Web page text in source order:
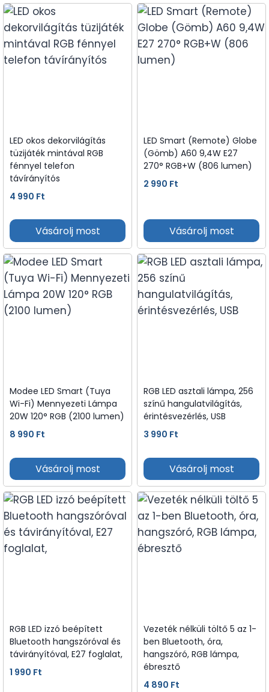
LED okos dekorvilágítás
tüzijáték mintával RGB
fénnyel telefon
távírányítós
4 990 Ft
Vásárolj most
LED Smart (Remote) Globe
(Gömb) A60 9,4W E27
270° RGB+W (806 lumen)
2 990 Ft
Vásárolj most
Modee LED Smart (Tuya
Wi-Fi) Mennyezeti Lámpa
20W 120° RGB (2100 lumen)
8 990 Ft
Vásárolj most
RGB LED asztali lámpa, 256
színű hangulatvilágítás,
érintésvezérlés, USB
3 990 Ft
Vásárolj most
RGB LED izzó beépített
Bluetooth hangszóróval és
távirányítóval, E27 foglalat,
1 990 Ft
Vezeték nélküli töltő 5 az 1-
ben Bluetooth, óra,
hangszóró, RGB lámpa,
ébresztő
4 890 Ft